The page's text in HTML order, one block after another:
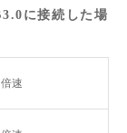
に接続した場
速